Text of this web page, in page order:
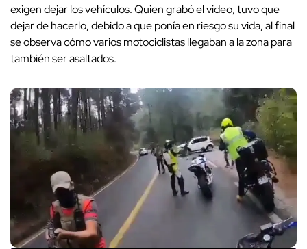
exigen dejar los vehículos. Quien grabó el video, tuvo que
dejar de hacerlo, debido a que ponía en riesgo su vida, al final
se observa cómo varios motociclistas llegaban a la zona para
también ser asaltados.